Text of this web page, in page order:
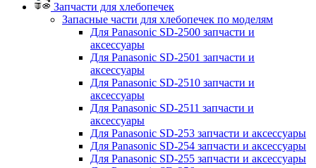
Запчасти для хлебопечек
Запасные части для хлебопечек по моделям
Для Panasonic SD-2500 запчасти и
аксессуары
Для Panasonic SD-2501 запчасти и
аксессуары
Для Panasonic SD-2510 запчасти и
аксессуары
Для Panasonic SD-2511 запчасти и
аксессуары
Для Panasonic SD-253 запчасти и аксессуары
Для Panasonic SD-254 запчасти и аксессуары
Для Panasonic SD-255 запчасти и аксессуары